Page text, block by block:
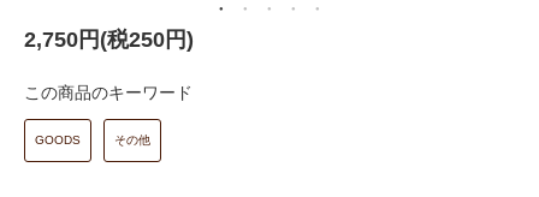
2,750円(税250円)
この商品のキーワード
GOODS その他